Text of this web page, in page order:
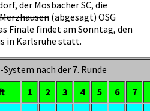
der Mosbacher SC, die
Merzhausen(abgesagt) OSG
Finale findet am Sonntag, den
in Karlsruhe statt.
nach der 7. Runde
1 2 3 4 5 6 7